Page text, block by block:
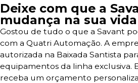
Deixe com que a
mudança na sua vida
Gostou de tudo o que a Savant
com a Quatri Automação. A
autorizada na Baixada Santista
equipamentos da linha exclusiva.
receba um orçamento